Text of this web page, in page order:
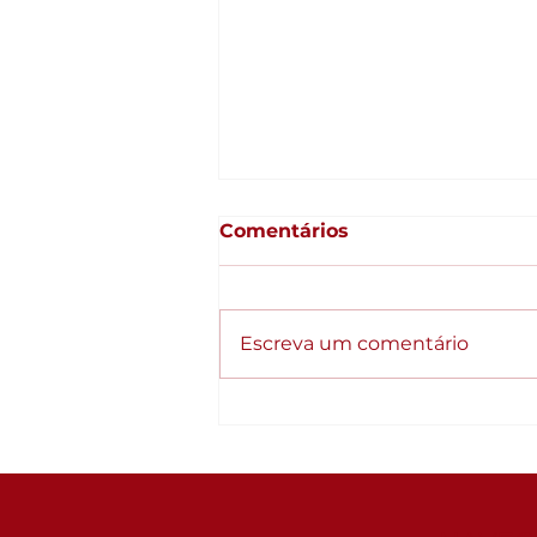
organizadas crescem
Comentários
Escreva um comentário